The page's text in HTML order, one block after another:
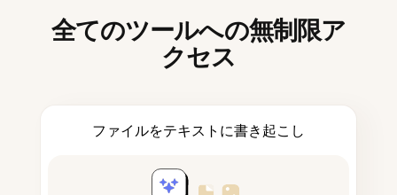
全てのツールへの無制限ア
クセス
ファイルをテキストに書き起こし